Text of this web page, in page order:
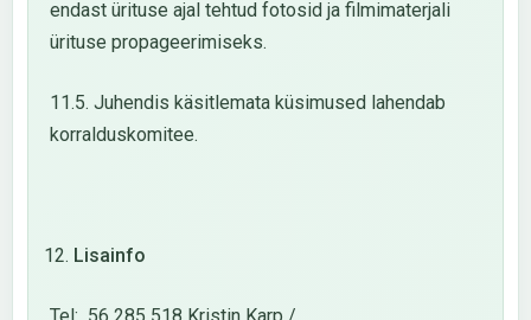
endast ürituse ajal tehtud fotosid ja filmimaterjali
ürituse propageerimiseks.
11.5. Juhendis käsitlemata küsimused lahendab
korralduskomitee.
Lisainfo